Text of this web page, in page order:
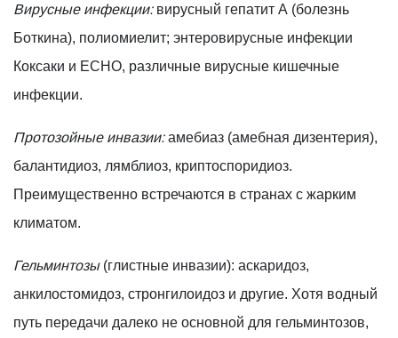
Вирусные инфекции:вирусный гепатит А (болезнь
Боткина), полиомиелит; энтеровирусные инфекции
Коксаки и ЕСНО, различные вирусные кишечные
инфекции.
Протозойные инвазии:амебиаз (амебная дизентерия),
балантидиоз, лямблиоз, криптоспоридиоз.
Преимущественно встречаются в странах с жарким
климатом.
Гельминтозы(глистные инвазии): аскаридоз,
анкилостомидоз, стронгилоидоз и другие. Хотя водный
путь передачи далеко не основной для гельминтозов,